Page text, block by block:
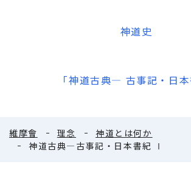
神道史
「神道古典― 古事記・日
維摩會 理念
神道とは何か
神道古典―古事記・日本書紀 Ⅰ